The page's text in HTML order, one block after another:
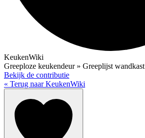
KeukenWiki
Greeploze keukendeur » Greeplijst wandkast
Bekijk de contributie
« Terug naar KeukenWiki